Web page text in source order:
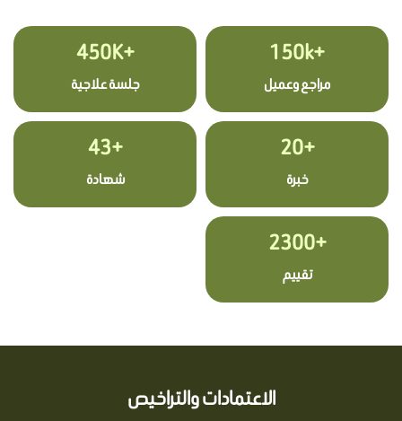
+150k
مراجع وعميل
+450K
جلسة علاجية
+20
خبرة
+43
شهادة
+2300
تقييم
الاعتمادات والتراخيص